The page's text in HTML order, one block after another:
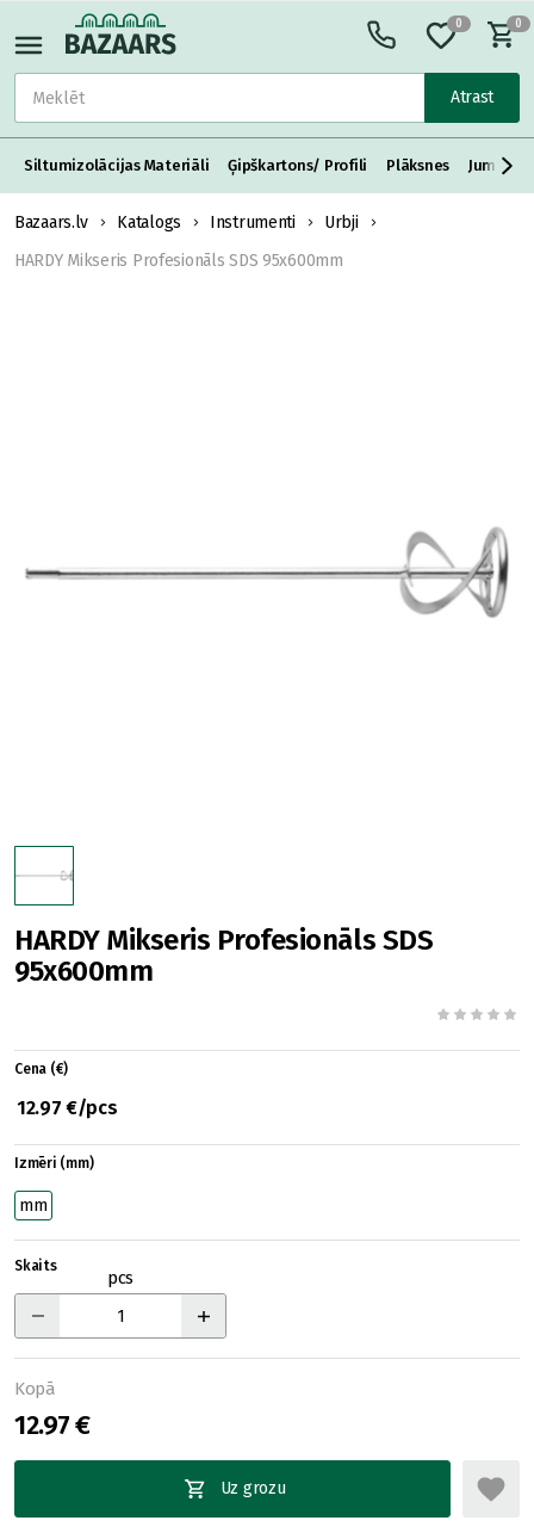
Atrast
0 0
Siltumizolācijas Materiāli Ģipškartons/ Profili Plāksnes Jumta
Bazaars.lv Katalogs Instrumenti
Urbji
HARDY Mikseris Profesionāls SDS 95x600mm
HARDY Mikseris Profesionāls SDS
95x600mm
Cena (€)
12.97 €/pcs
Izmēri (mm)
mm
Skaits
pcs
Kopā
12.97 €
Uz grozu